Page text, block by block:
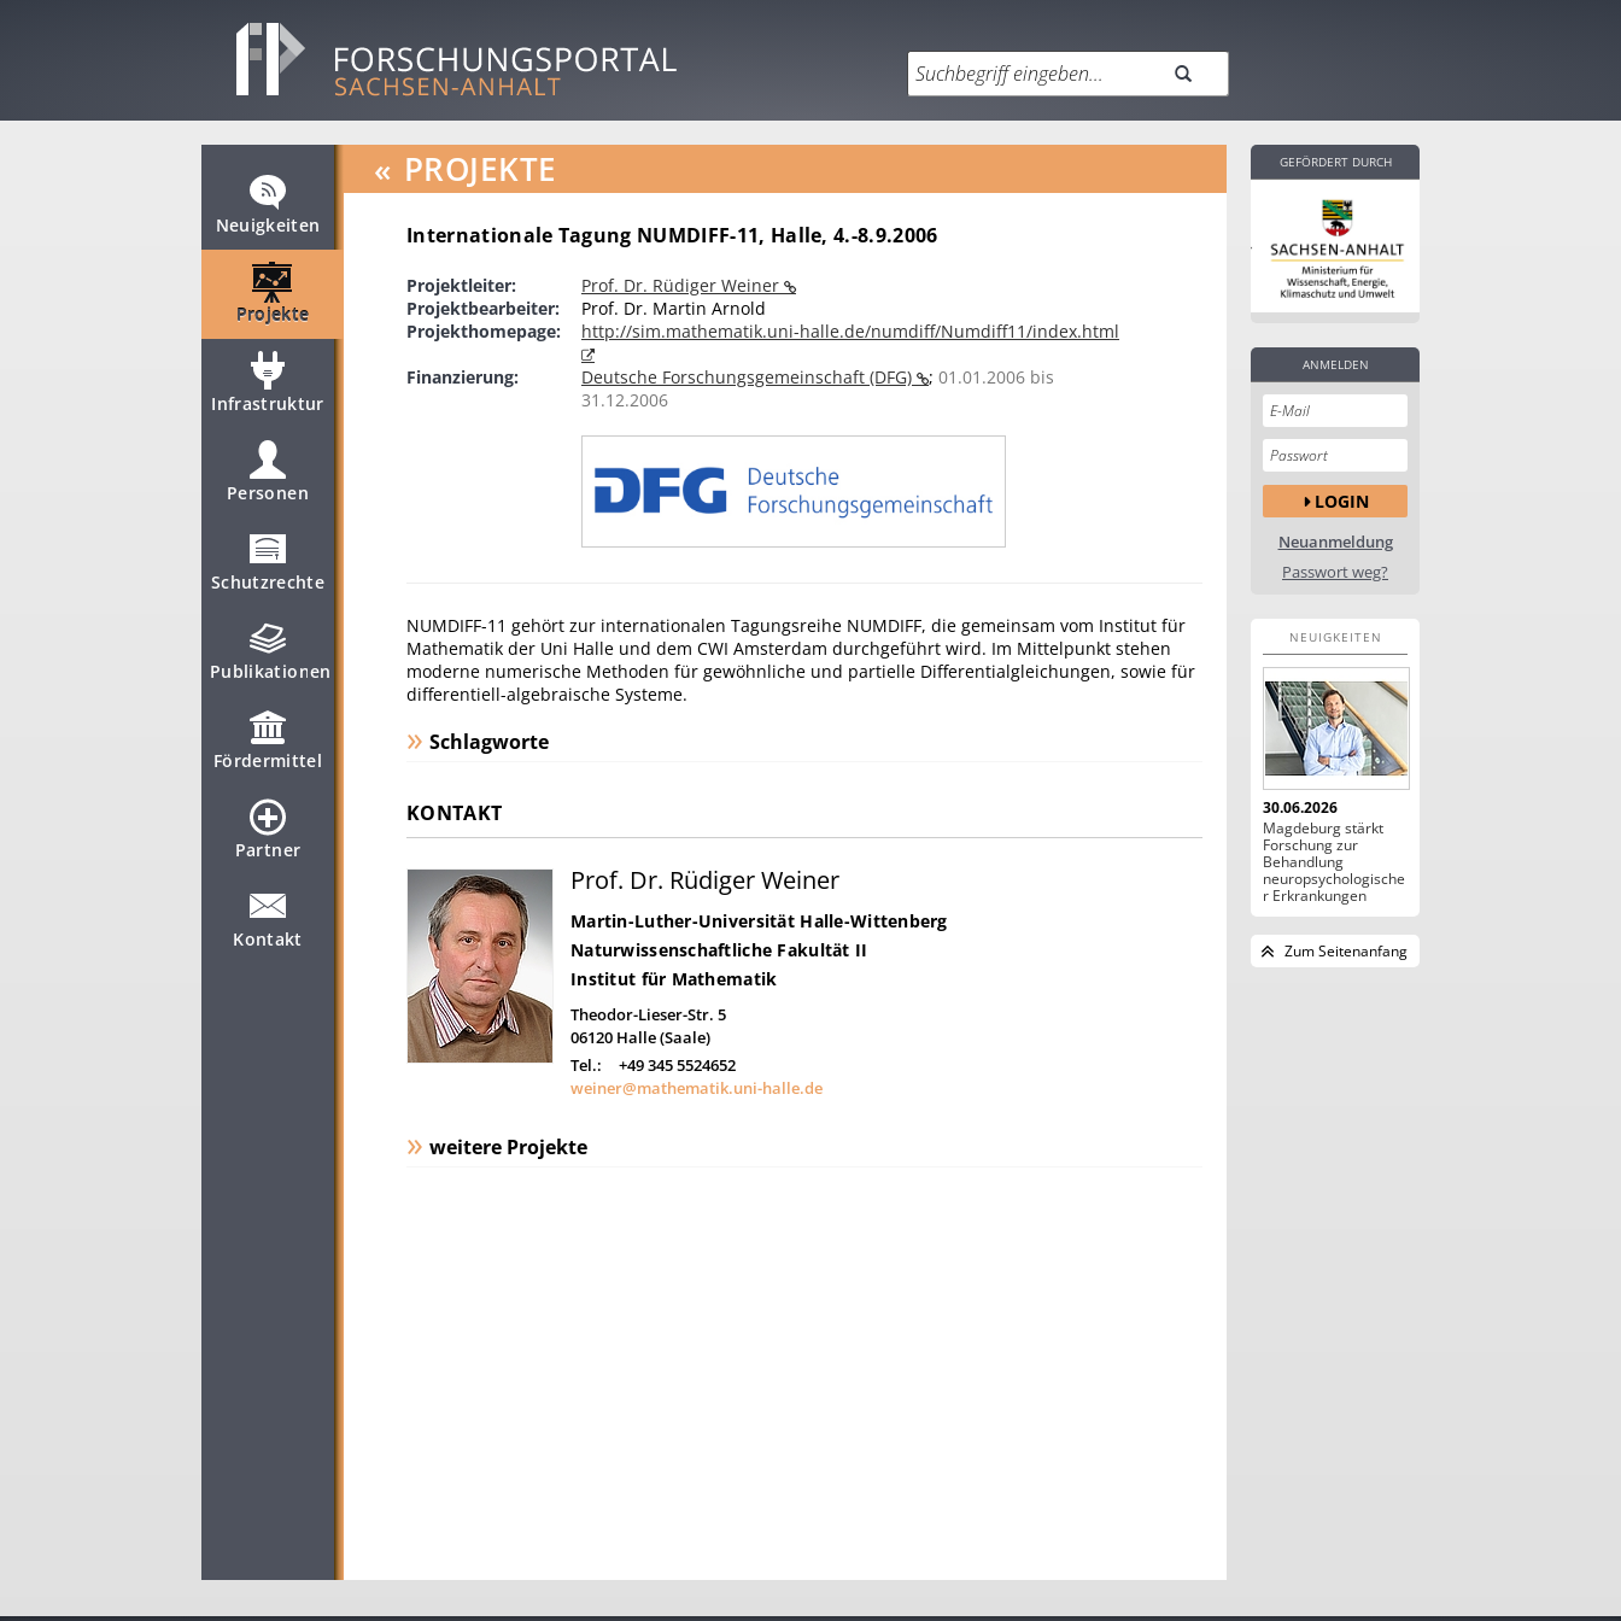
Neuigkeiten
Projekte
Infrastruktur
Personen
Schutzrechte
Publikationen
Fördermittel
Partner
Kontakt
« PROJEKTE
Internationale Tagung NUMDIFF-11, Halle, 4.-8.9.2006
Projektleiter:
Prof. Dr. Rüdiger Weiner
Projektbearbeiter:
Prof. Dr. Martin Arnold
Projekthomepage:
http://sim.mathematik.uni-halle.de/numdiff/Numdiff11/index.html
Finanzierung:
Deutsche Forschungsgemeinschaft (DFG) ; 01.01.2006 bis
31.12.2006
NUMDIFF-11 gehört zur internationalen Tagungsreihe NUMDIFF, die gemeinsam vom Institut für
Mathematik der Uni Halle und dem CWI Amsterdam durchgeführt wird. Im Mittelpunkt stehen
moderne numerische Methoden für gewöhnliche und partielle Differentialgleichungen, sowie für
differentiell-algebraische Systeme.
Schlagworte
KONTAKT
Prof. Dr. Rüdiger Weiner
Martin-Luther-Universität Halle-Wittenberg
Naturwissenschaftliche Fakultät II
Institut für Mathematik
Theodor-Lieser-Str. 5
06120 Halle (Saale)
Tel.:
+49 345 5524652
weiner@mathematik.uni-halle.de
weitere Projekte
GEFÖRDERT DURCH
ANMELDEN
LOGIN
Neuanmeldung
Passwort weg?
NEUIGKEITEN
30.06.2026
Magdeburg stärkt
Forschung zur
Behandlung
neuropsychologische
r Erkrankungen
Zum Seitenanfang